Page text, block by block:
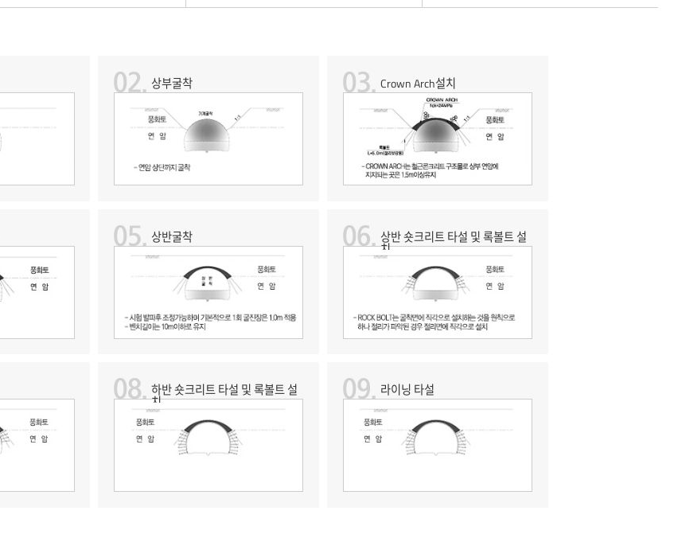
상부굴착 Crown Arch설치
상반굴착 상반 숏크리트 타설 및 록볼트 설
치
하반 숏크리트 타설 및 록볼트 설
치
라이닝 타설